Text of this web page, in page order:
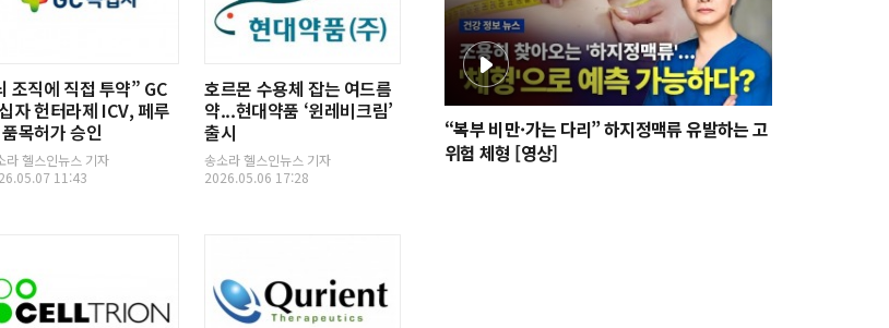
조직에 직접 투약” GC
자 헌터라제 ICV, 페루
목허가 승인
라 헬스인뉴스 기자
11:43
호르몬 수용체 잡는 여드름
약...현대약품 ‘윈레비크림’
출시
송소라 헬스인뉴스 기자
2026.05.06 17:28
“복부 비만·가는 다리” 하지정맥류 유발하는 고
위험 체형 [영상]